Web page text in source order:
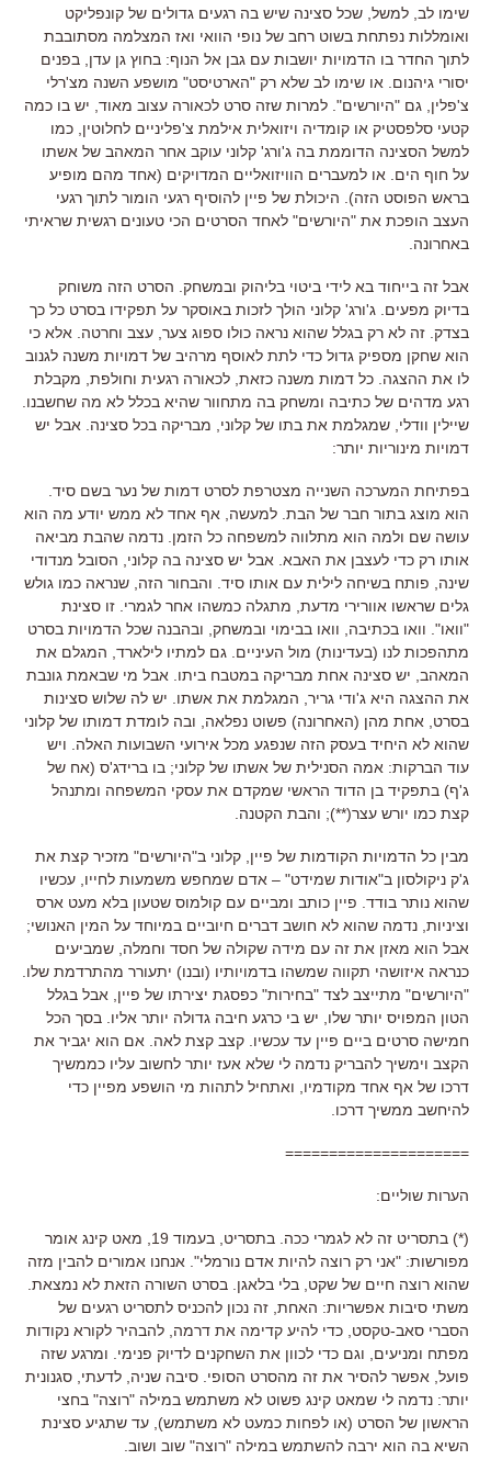
שימו לב, למשל, שכל סצינה שיש בה רגעים גדולים של קונפליקט
ואומללות נפתחת בשוט רחב של נופי הוואי ואז המצלמה מסתובבת
לתוך החדר בו הדמויות יושבות עם גבן אל הנוף: בחוץ גן עדן, בפנים
יסורי גיהנום. או שימו לב שלא רק "הארטיסט" מושפע השנה מצ'רלי
צ'פלין, גם "היורשים". למרות שזה סרט לכאורה עצוב מאוד, יש בו כמה
קטעי סלפסטיק או קומדיה ויזואלית אילמת צ'פליניים לחלוטין, כמו
למשל הסצינה הדוממת בה ג'ורג' קלוני עוקב אחר המאהב של אשתו
על חוף הים. או למעברים הוויזואליים המדויקים (אחד מהם מופיע
בראש הפוסט הזה). היכולת של פיין להוסיף רגעי הומור לתוך רגעי
העצב הופכת את "היורשים" לאחד הסרטים הכי טעונים רגשית שראיתי
באחרונה.
אבל זה בייחוד בא לידי ביטוי בליהוק ובמשחק. הסרט הזה משוחק
בדיוק מפעים. ג'ורג' קלוני הולך לזכות באוסקר על תפקידו בסרט כל כך
בצדק. זה לא רק בגלל שהוא נראה כולו ספוג צער, עצב וחרטה. אלא כי
הוא שחקן מספיק גדול כדי לתת לאוסף מרהיב של דמויות משנה לגנוב
לו את ההצגה. כל דמות משנה כזאת, לכאורה רגעית וחולפת, מקבלת
רגע מדהים של כתיבה ומשחק בה מתחוור שהיא בכלל לא מה שחשבנו.
שיילין וודלי, שמגלמת את בתו של קלוני, מבריקה בכל סצינה. אבל יש
דמויות מינוריות יותר:
בפתיחת המערכה השנייה מצטרפת לסרט דמות של נער בשם סיד.
הוא מוצג בתור חבר של הבת. למעשה, אף אחד לא ממש יודע מה הוא
עושה שם ולמה הוא מתלווה למשפחה כל הזמן. נדמה שהבת מביאה
אותו רק כדי לעצבן את האבא. אבל יש סצינה בה קלוני, הסובל מנדודי
שינה, פותח בשיחה לילית עם אותו סיד. והבחור הזה, שנראה כמו גולש
גלים שראשו אוורירי מדעת, מתגלה כמשהו אחר לגמרי. זו סצינת
"וואו". וואו בכתיבה, וואו בבימוי ובמשחק, ובהבנה שכל הדמויות בסרט
מתהפכות לנו (בעדינות) מול העיניים. גם למתיו לילארד, המגלם את
המאהב, יש סצינה אחת מבריקה במטבח ביתו. אבל מי שבאמת גונבת
את ההצגה היא ג'ודי גריר, המגלמת את אשתו. יש לה שלוש סצינות
בסרט, אחת מהן (האחרונה) פשוט נפלאה, ובה לומדת דמותו של קלוני
שהוא לא היחיד בעסק הזה שנפגע מכל אירועי השבועות האלה. ויש
עוד הברקות: אמה הסנילית של אשתו של קלוני; בו ברידג'ס (אח של
ג'ף) בתפקיד בן הדוד הראשי שמקדם את עסקי המשפחה ומתנהל
קצת כמו יורש עצר(**); והבת הקטנה.
מבין כל הדמויות הקודמות של פיין, קלוני ב"היורשים" מזכיר קצת את
ג'ק ניקולסון ב"אודות שמידט" – אדם שמחפש משמעות לחייו, עכשיו
שהוא נותר בודד. פיין כותב ומביים עם קולמוס שטעון בלא מעט ארס
וציניות, נדמה שהוא לא חושב דברים חיוביים במיוחד על המין האנושי;
אבל הוא מאזן את זה עם מידה שקולה של חסד וחמלה, שמביעים
כנראה איזושהי תקווה שמשהו בדמויותיו (ובנו) יתעורר מהתרדמת שלו.
"היורשים" מתייצב לצד "בחירות" כפסגת יצירתו של פיין, אבל בגלל
הטון המפויס יותר שלו, יש בי כרגע חיבה גדולה יותר אליו. בסך הכל
חמישה סרטים ביים פיין עד עכשיו. קצב קצת לאה. אם הוא יגביר את
הקצב וימשיך להבריק נדמה לי שלא אעז יותר לחשוב עליו כממשיך
דרכו של אף אחד מקודמיו, ואתחיל לתהות מי הושפע מפיין כדי
להיחשב ממשיך דרכו.
=====================
הערות שוליים:
(*) בתסריט זה לא לגמרי ככה. בתסריט, בעמוד 19, מאט קינג אומר
מפורשות: "אני רק רוצה להיות אדם נורמלי". אנחנו אמורים להבין מזה
שהוא רוצה חיים של שקט, בלי בלאגן. בסרט השורה הזאת לא נמצאת.
משתי סיבות אפשריות: האחת, זה נכון להכניס לתסריט רגעים של
הסברי סאב-טקסט, כדי להיע קדימה את דרמה, להבהיר לקורא נקודות
מפתח ומניעים, וגם כדי לכוון את השחקנים לדיוק פנימי. ומרגע שזה
פועל, אפשר להסיר את זה מהסרט הסופי. סיבה שניה, לדעתי, סגנונית
יותר: נדמה לי שמאט קינג פשוט לא משתמש במילה "רוצה" בחצי
הראשון של הסרט (או לפחות כמעט לא משתמש), עד שתגיע סצינת
השיא בה הוא ירבה להשתמש במילה "רוצה" שוב ושוב.